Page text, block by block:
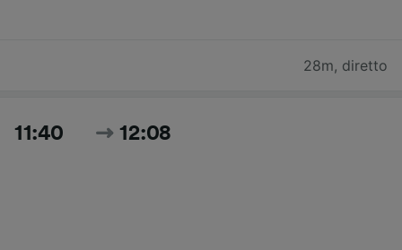
28m, diretto
11:40 12:08